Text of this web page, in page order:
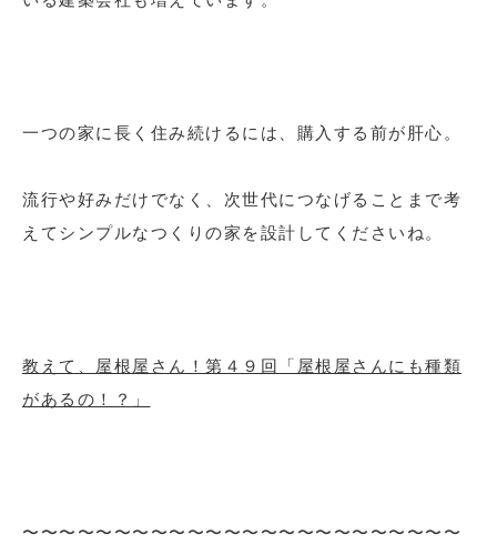
一つの家に長く住み続けるには、購入する前が肝心。
流行や好みだけでなく、次世代につなげることまで考
えてシンプルなつくりの家を設計してくださいね。
教えて、屋根屋さん！第４９回「屋根屋さんにも種類
があるの！？」
〜〜〜〜〜〜〜〜〜〜〜〜〜〜〜〜〜〜〜〜〜〜〜〜